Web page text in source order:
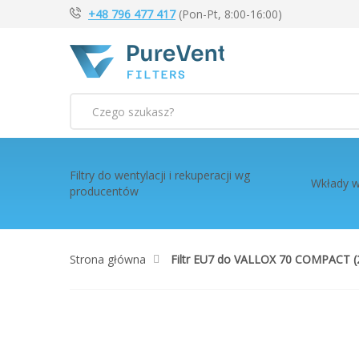
+48 796 477 417(Pon-Pt, 8:00-16:00)
Filtry do wentylacji i rekuperacji wg
producentów
Wkłady
Strona główna Filtr EU7 do VALLOX 70 COMPACT